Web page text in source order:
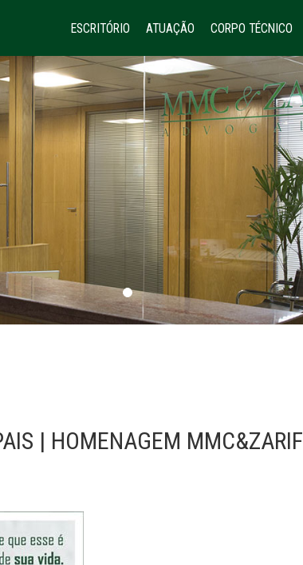
ESCRITÓRIO ATUAÇÃO CORPO TÉCNICO
| HOMENAGEM MMC&ZARIF